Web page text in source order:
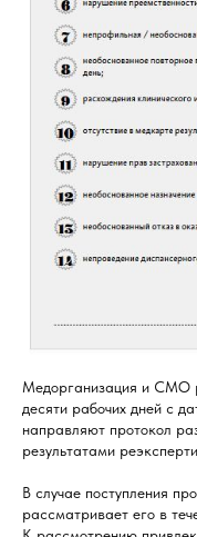
Медорганизация и СМО
десяти рабочих дней с
направляют протокол
результатами
В случае поступления
рассматривает его в